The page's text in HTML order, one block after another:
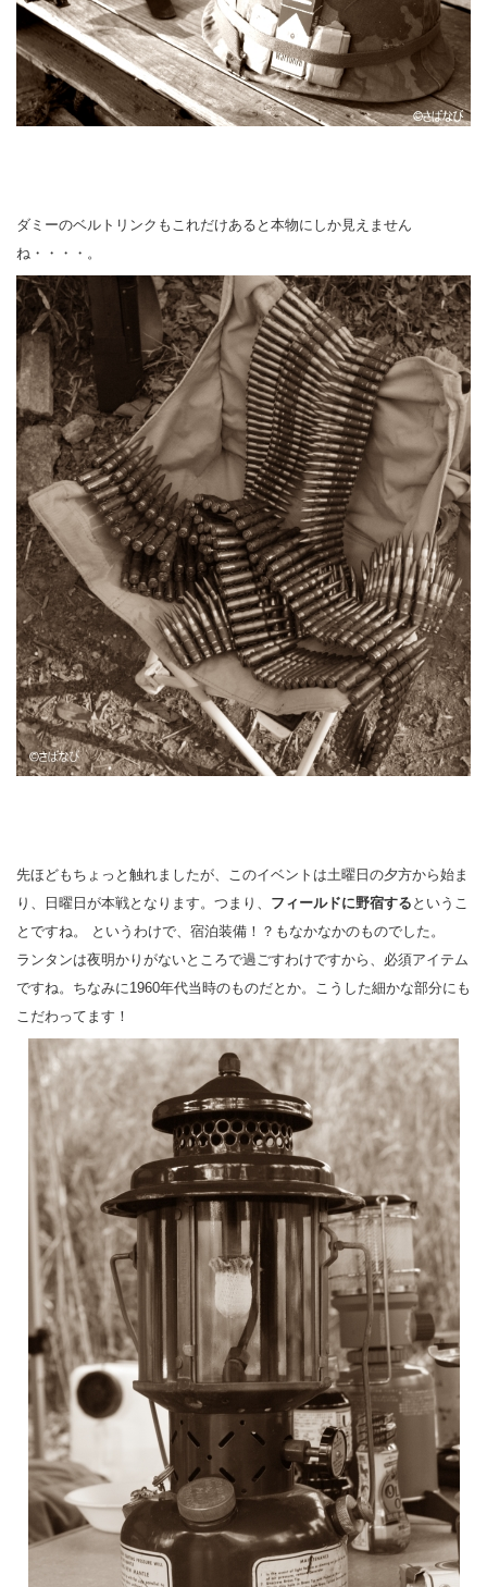
ダミーのベルトリンクもこれだけあると本物にしか見えません
ね・・・・。
先ほどもちょっと触れましたが、このイベントは土曜日の夕方から始ま
り、日曜日が本戦となります。つまり、 フィールドに野宿する というこ
とですね。 というわけで、宿泊装備！？もなかなかのものでした。
ランタンは夜明かりがないところで過ごすわけですから、必須アイテム
ですね。ちなみに1960年代当時のものだとか。こうした細かな部分にも
こだわってます！